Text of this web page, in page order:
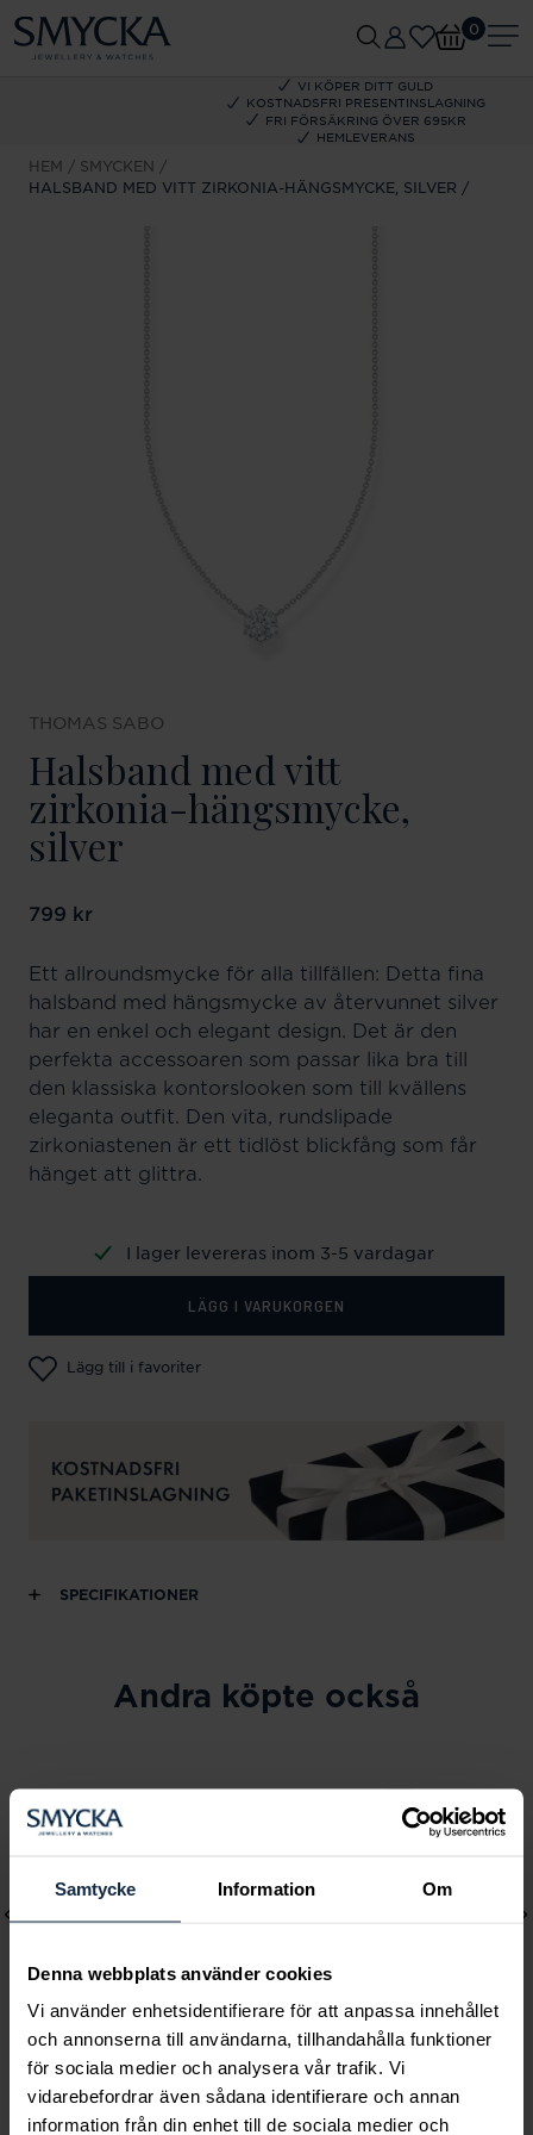
Samtycke Information Om
Denna webbplats använder cookies
Vi använder enhetsidentifierare för att anpassa innehållet
och annonserna till användarna, tillhandahålla funktioner
för sociala medier och analysera vår trafik. Vi
vidarebefordrar även sådana identifierare och annan
information från din enhet till de sociala medier och
VI KÖPER DITT GULD
KOSTNADSFRI PRESENTINSLAGNING
FRI FÖRSÄKRING ÖVER 695KR
HEMLEVERANS
0
HEM
SMYCKEN
HALSBAND MED VITT ZIRKONIA-HÄNGSMYCKE, SILVER
THOMAS SABO
Halsband med vitt
zirkonia-hängsmycke,
silver
Pris :799 kr
799 kr
Ett allroundsmycke för alla tillfällen: Detta fina
halsband med hängsmycke av återvunnet silver
har en enkel och elegant design. Det är den
perfekta accessoaren som passar lika bra till
den klassiska kontorslooken som till kvällens
eleganta outfit. Den vita, rundslipade
zirkoniastenen är ett tidlöst blickfång som får
hänget att glittra.
I lager levereras inom 3-5 vardagar
LÄGG I VARUKORGEN
Lägg till i favoriter
SPECIFIKATIONER
Andra köpte också
Lily and Rose
Emily pearl bracelet -
Mockberg
Royal Watch 28 mm